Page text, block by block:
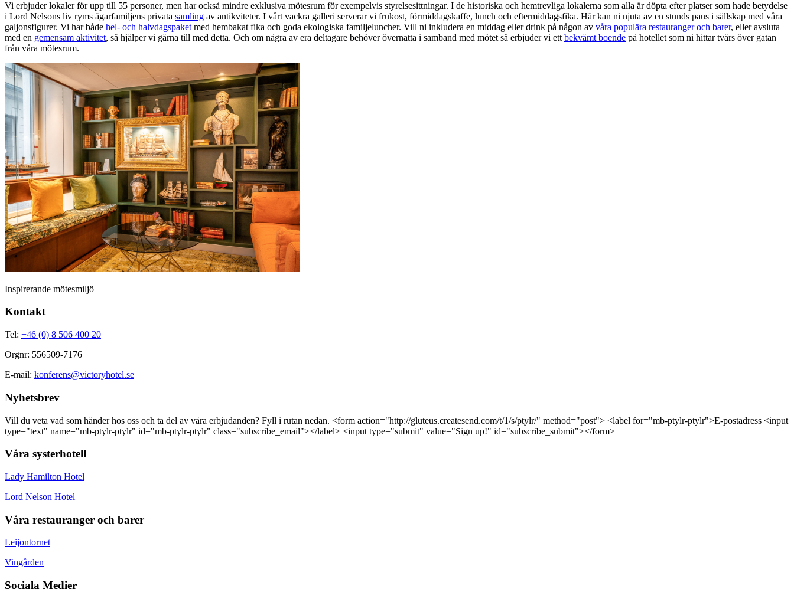
Vi erbjuder lokaler för upp till 55 personer, men har också mindre exklusiva mötesrum för exempelvis styrelsesittningar. I de historiska och hemtrevliga lokalerna som alla är döpta efter platser som hade betydelse
i Lord Nelsons liv ryms ägarfamiljens privata samling av antikviteter. I vårt vackra galleri serverar vi frukost, förmiddagskaffe, lunch och eftermiddagsfika. Här kan ni njuta av en stunds paus i sällskap med våra
galjonsfigurer. Vi har både hel- och halvdagspaket med hembakat fika och goda ekologiska familjeluncher. Vill ni inkludera en middag eller drink på någon av våra populära restauranger och barer, eller avsluta
med en gemensam aktivitet, så hjälper vi gärna till med detta. Och om några av era deltagare behöver övernatta i samband med mötet så erbjuder vi ett bekvämt boende på hotellet som ni hittar tvärs över gatan
från våra mötesrum.
Inspirerande mötesmiljö
Kontakt
Tel: +46 (0) 8 506 400 20
Orgnr: 556509-7176
E-mail: konferens@victoryhotel.se
Nyhetsbrev
Vill du veta vad som händer hos oss och ta del av våra erbjudanden? Fyll i rutan nedan. <form action="http://gluteus.createsend.com/t/1/s/ptylr/" method="post"> <label for="mb-ptylr-ptylr">E-postadress <input
type="text" name="mb-ptylr-ptylr" id="mb-ptylr-ptylr" class="subscribe_email"></label> <input type="submit" value="Sign up!" id="subscribe_submit"></form>
Våra systerhotell
Lady Hamilton Hotel
Lord Nelson Hotel
Våra restauranger och barer
Leijontornet
Vingården
Sociala Medier